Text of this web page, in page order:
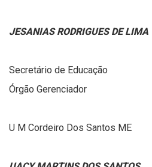
JESANIAS RODRIGUES DE LIMA
Secretário de Educação
Órgão Gerenciador
U M Cordeiro Dos Santos ME